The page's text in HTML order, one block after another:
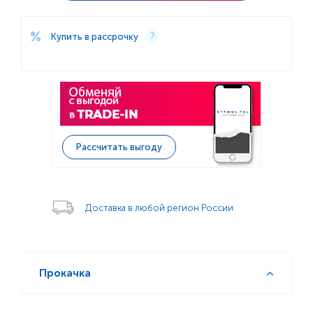
Купить в рассрочку
Рассчитать выгоду
Доставка в любой регион России
Прокачка